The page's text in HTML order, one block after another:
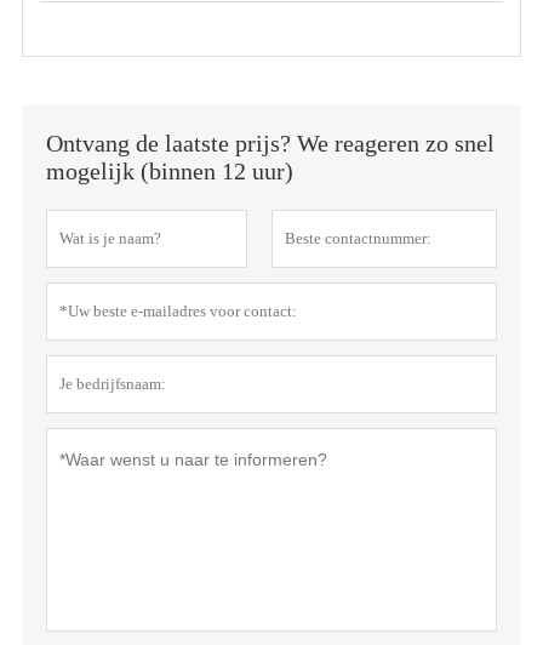
Ontvang de laatste prijs? We reageren zo snel
mogelijk (binnen 12 uur)